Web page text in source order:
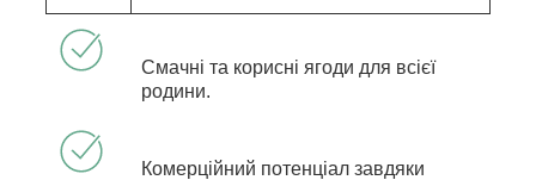
Смачні та корисні ягоди для всієї
родини.
Комерційний потенціал завдяки